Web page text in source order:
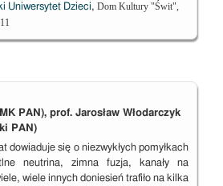
Uniwersytet Dzieci, Dom Kultury "Świt",
PAN), prof. Jarosław Włodarczyk
PAN)
dowiaduje się o niezwykłych pomyłkach
neutrina, zimna fuzja, kanały na
wiele innych doniesień trafiło na kilka